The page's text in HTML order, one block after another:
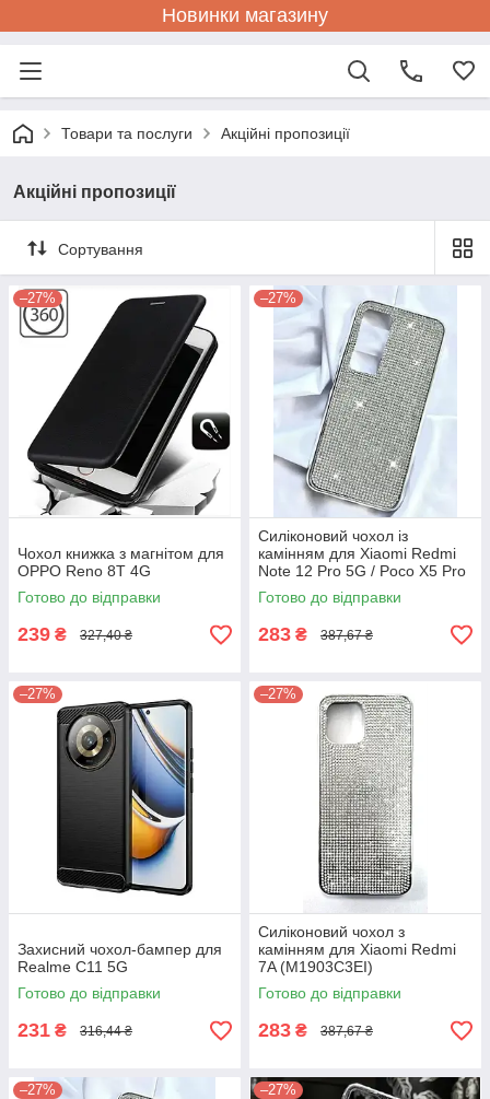
Новинки магазину
Товари та послуги Акційні пропозиції
Акційні пропозиції
Сортування
–27%
Чохол книжка з магнітом для
OPPO Reno 8T 4G
Готово до відправки
239 ₴ 327,40 ₴
–27%
Силіконовий чохол із
камінням для Xiaomi Redmi
Note 12 Pro 5G / Poco X5 Pro
Готово до відправки
283 ₴ 387,67 ₴
–27%
Захисний чохол-бампер для
Realme C11 5G
Готово до відправки
231 ₴ 316,44 ₴
–27%
Силіконовий чохол з
камінням для Xiaomi Redmi
7A (M1903C3EI)
Готово до відправки
283 ₴ 387,67 ₴
–27% –27%